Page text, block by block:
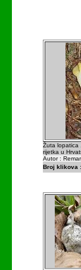
Žuta lopatica
rijetka u
Autor :
Broj klikova :